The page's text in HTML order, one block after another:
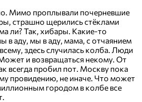
Мимо проплывали почерневшие
страшно щерились стёклами
ли? Так, хибары. Какие-то
в аду, мы в аду, мама, с отчаянием
здесь случилась колба. Люди
и возвращаться некому. От
всегда пробил пот. Москву пока
провидению, не иначе. Что может
городом в колбе все